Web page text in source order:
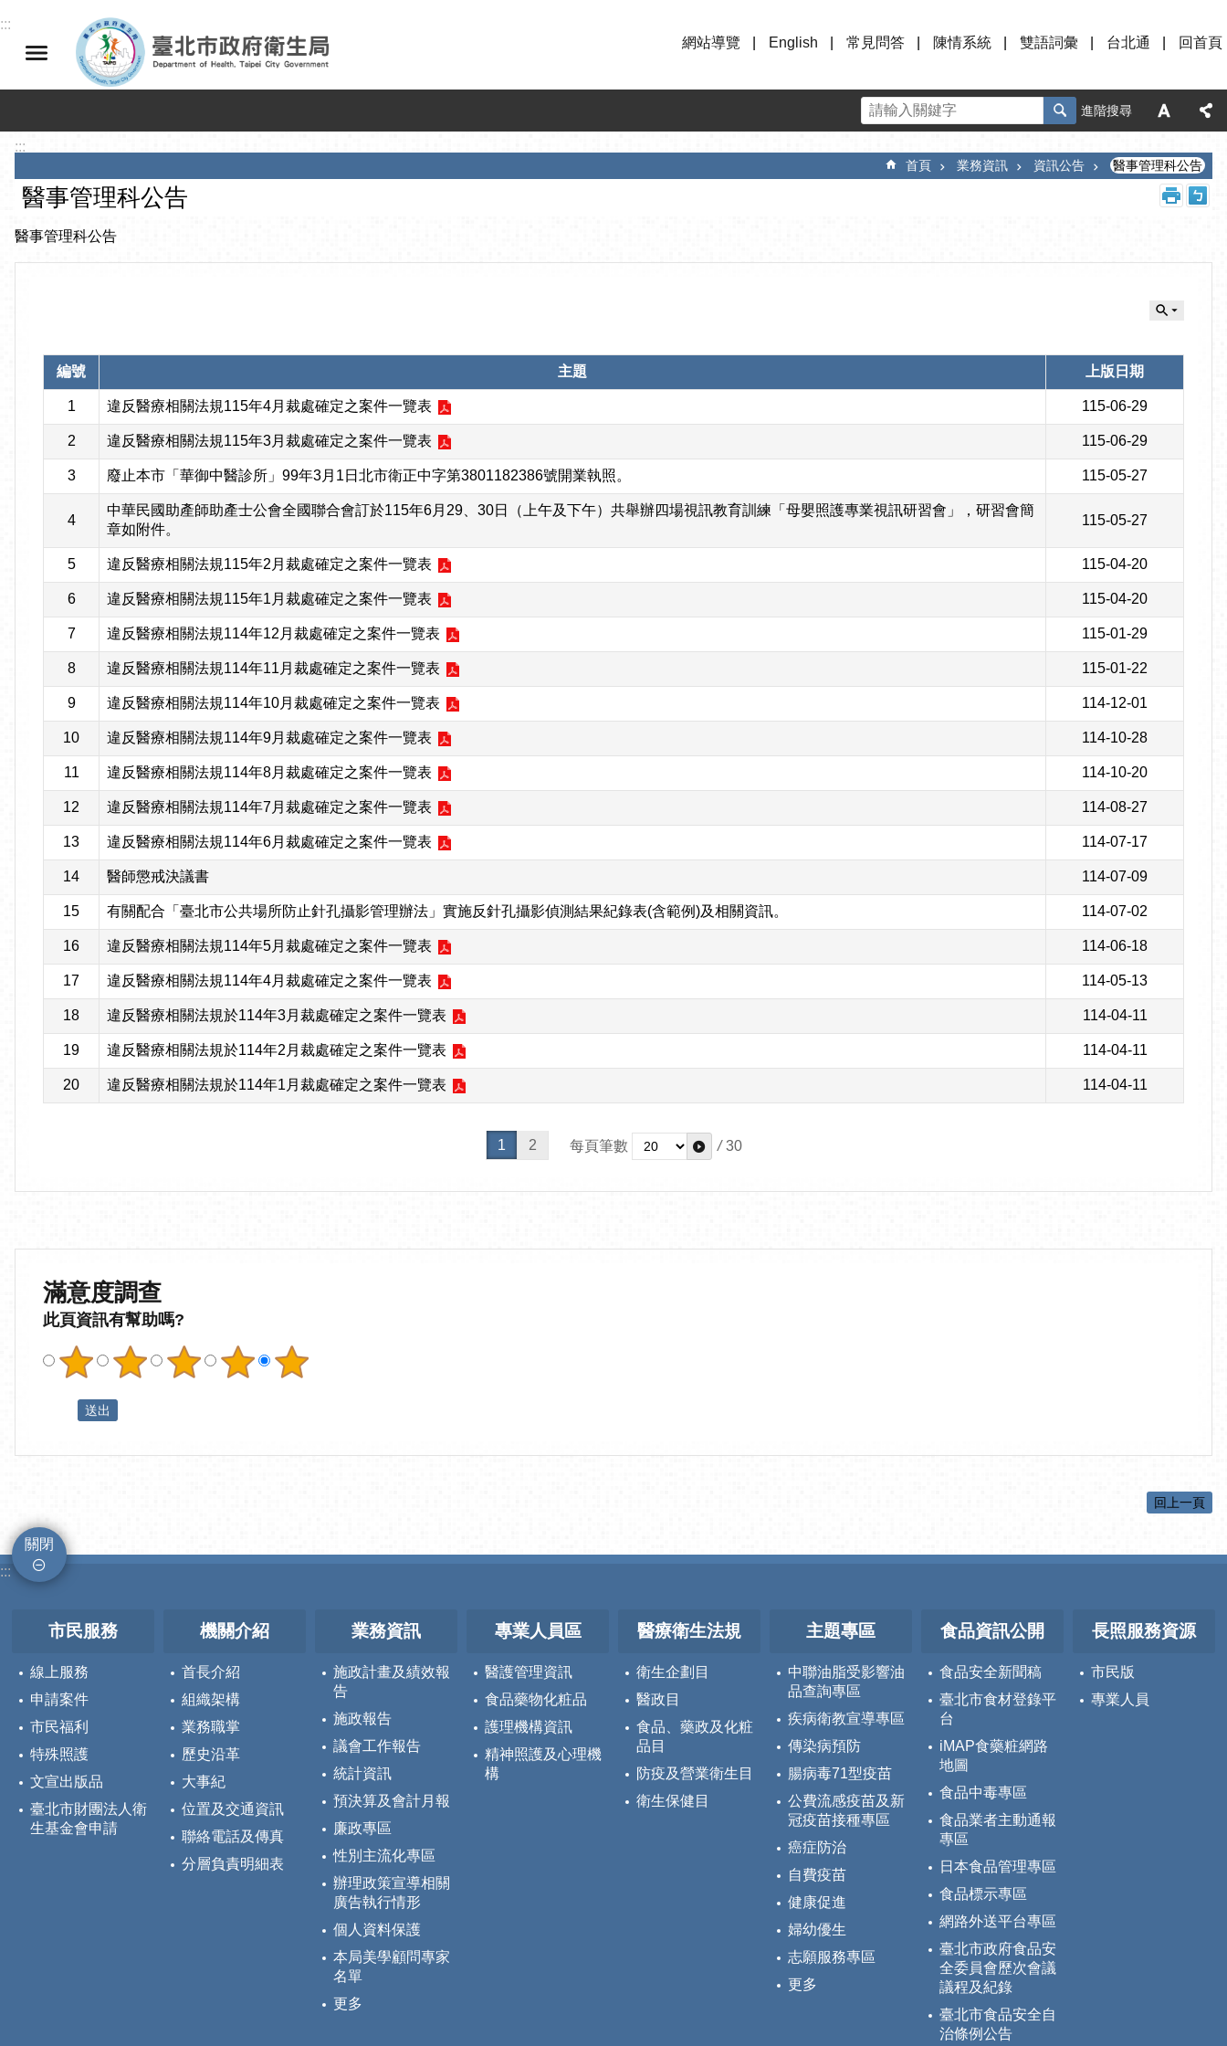
跳到主要內容區塊
:::
網站導覽
English 常見問答 陳情系統 雙語詞彙 台北通 回首頁
進階搜尋
:::
首頁 業務資訊 資訊公告 醫事管理科公告
醫事管理科公告
醫事管理科公告
編號 主題 上版日期
1 違反醫療相關法規115年4月裁處確定之案件一覽表 115-06-29
2 違反醫療相關法規115年3月裁處確定之案件一覽表 115-06-29
3 廢止本市「華御中醫診所」99年3月1日北市衛正中字第3801182386號開業執照。 115-05-27
4
中華民國助產師助產士公會全國聯合會訂於115年6月29、30日（上午及下午）共舉辦四場視訊教育訓練「母嬰照護專業視訊研習會」，研習會簡
章如附件。
115-05-27
5 違反醫療相關法規115年2月裁處確定之案件一覽表 115-04-20
6 違反醫療相關法規115年1月裁處確定之案件一覽表 115-04-20
7 違反醫療相關法規114年12月裁處確定之案件一覽表 115-01-29
8 違反醫療相關法規114年11月裁處確定之案件一覽表 115-01-22
9 違反醫療相關法規114年10月裁處確定之案件一覽表 114-12-01
10 違反醫療相關法規114年9月裁處確定之案件一覽表 114-10-28
11 違反醫療相關法規114年8月裁處確定之案件一覽表 114-10-20
12 違反醫療相關法規114年7月裁處確定之案件一覽表 114-08-27
13 違反醫療相關法規114年6月裁處確定之案件一覽表 114-07-17
14 醫師懲戒決議書 114-07-09
15 有關配合「臺北市公共場所防止針孔攝影管理辦法」實施反針孔攝影偵測結果紀錄表(含範例)及相關資訊。 114-07-02
16 違反醫療相關法規114年5月裁處確定之案件一覽表 114-06-18
17 違反醫療相關法規114年4月裁處確定之案件一覽表 114-05-13
18 違反醫療相關法規於114年3月裁處確定之案件一覽表 114-04-11
19 違反醫療相關法規於114年2月裁處確定之案件一覽表 114-04-11
20 違反醫療相關法規於114年1月裁處確定之案件一覽表 114-04-11
1 2 每頁筆數 / 30
滿意度調查
此頁資訊有幫助嗎?
回上一頁
關閉
:::
市民服務
線上服務
申請案件
市民福利
特殊照護
文宣出版品
臺北市財團法人衛
生基金會申請
機關介紹
首長介紹
組織架構
業務職掌
歷史沿革
大事紀
位置及交通資訊
聯絡電話及傳真
分層負責明細表
業務資訊
施政計畫及績效報
告
施政報告
議會工作報告
統計資訊
預決算及會計月報
廉政專區
性別主流化專區
辦理政策宣導相關
廣告執行情形
個人資料保護
本局美學顧問專家
名單
更多
專業人員區
醫護管理資訊
食品藥物化粧品
護理機構資訊
精神照護及心理機
構
醫療衛生法規
衛生企劃目
醫政目
食品、藥政及化粧
品目
防疫及營業衛生目
衛生保健目
主題專區
中聯油脂受影響油
品查詢專區
疾病衛教宣導專區
傳染病預防
腸病毒71型疫苗
公費流感疫苗及新
冠疫苗接種專區
癌症防治
自費疫苗
健康促進
婦幼優生
志願服務專區
更多
食品資訊公開
食品安全新聞稿
臺北市食材登錄平
台
iMAP食藥粧網路
地圖
食品中毒專區
食品業者主動通報
專區
日本食品管理專區
食品標示專區
網路外送平台專區
臺北市政府食品安
全委員會歷次會議
議程及紀錄
臺北市食品安全自
治條例公告
長照服務資源
市民版
專業人員